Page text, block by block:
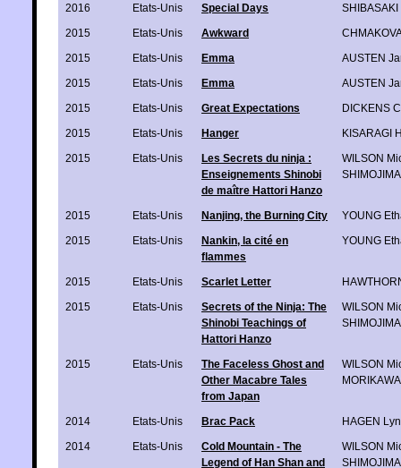
2016
Etats-Unis Special Days
2015
Etats-Unis Awkward
2015
Etats-Unis Emma
AUSTEN
2015
Etats-Unis Emma
AUSTEN
2015
Etats-Unis Great Expectations
DICKENS
2015
Etats-Unis Hanger
KISARAGI
2015
Etats-Unis
Les Secrets du ninja :
Enseignements Shinobi
de maître Hattori Hanzo
WILSON
2015 Etats-Unis Nanjing, the Burning City
YOUNG
2015
Etats-Unis
Nankin, la cité en
flammes
YOUNG
2015 Etats-Unis Scarlet Letter
2015
Etats-Unis
Secrets of the Ninja: The
Shinobi Teachings of
Hattori Hanzo
WILSON
2015 Etats-Unis
The Faceless Ghost and
Other Macabre Tales
from Japan
WILSON
2014 Etats-Unis Brac Pack
HAGEN
2014
Etats-Unis
Cold Mountain - The
Legend of Han Shan and
WILSON